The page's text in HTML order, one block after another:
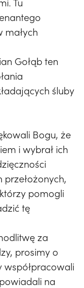
małych
Gołąb ten
śluby
Bogu, że
i wybrał ich
pomogli
tę
za
prosimy o
na